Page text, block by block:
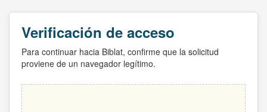
Verificación de acceso
Para continuar hacia Biblat, confirme que la solicitud
proviene de un navegador legítimo.